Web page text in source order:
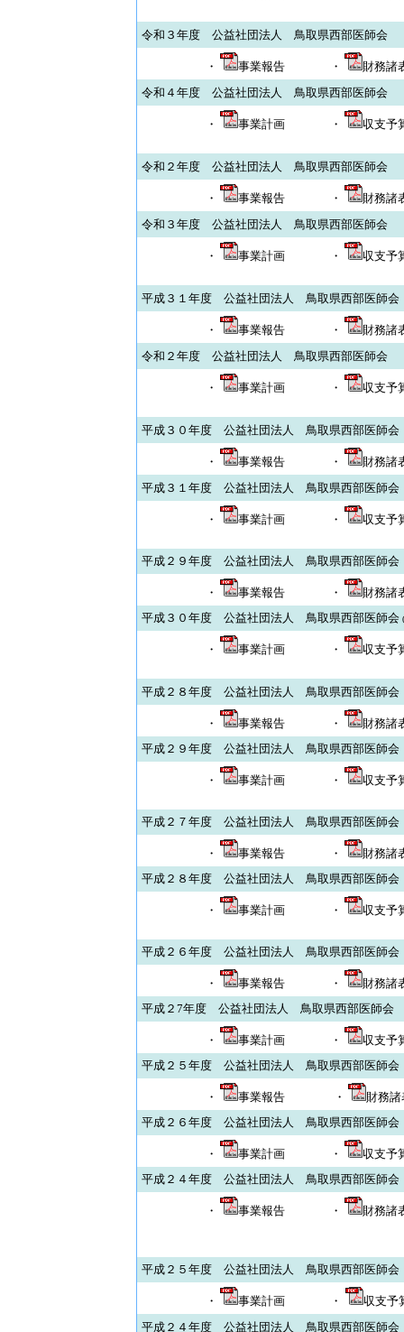
令和３年度 公益社団法人 鳥取県西部医師会
・ 事業報告 ・
財務諸
令和４年度 公益社団法人 鳥取県西部医師会
・ 事業計画 ・ 収支予
令和２年度 公益社団法人 鳥取県西部医師会
・ 事業報告 ・
財務諸
令和３年度 公益社団法人 鳥取県西部医師会
・ 事業計画 ・ 収支予
平成３１年度 公益社団法人 鳥取県西部医師会
・ 事業報告 ・
財務諸
令和２年度 公益社団法人 鳥取県西部医師会
・ 事業計画 ・ 収支予
平成３０年度 公益社団法人 鳥取県西部医師会
・ 事業報告 ・
財務諸
平成３１年度 公益社団法人 鳥取県西部医師会
・ 事業計画 ・ 収支予
平成２９年度 公益社団法人 鳥取県西部医師会
・ 事業報告 ・
財務諸
平成３０年度 公益社団法人 鳥取県西部医師会
・ 事業計画 ・ 収支予
平成２８年度 公益社団法人 鳥取県西部医師会
・ 事業報告 ・
財務諸
平成２９年度 公益社団法人 鳥取県西部医師会
・ 事業計画 ・ 収支予
平成２７年度 公益社団法人 鳥取県西部医師会
・ 事業報告 ・
財務諸
平成２８年度 公益社団法人 鳥取県西部医師会
・ 事業計画 ・ 収支予
平成２６年度 公益社団法人 鳥取県西部医師会
・ 事業報告 ・
財務諸
平成２7年度 公益社団法人 鳥取県西部医師会
・ 事業計画 ・
収支予
平成２５年度 公益社団法人 鳥取県西部医師会
・ 事業報告 ・
財務
平成２６年度 公益社団法人 鳥取県西部医師会
・ 事業計画 ・
収支予
平成２４年度 公益社団法人 鳥取県西部医師会
・ 事業報告 ・ 財務諸
平成２５年度 公益社団法人 鳥取県西部医師会
・ 事業計画 ・
収支予
平成２４年度 公益社団法人 鳥取県西部医師会